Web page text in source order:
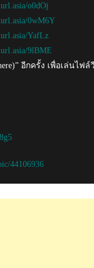
o0dOj
0wM6Y
YafLz
9lBME
อีกครั้ง เพื่อเล่นไฟล์
44106936